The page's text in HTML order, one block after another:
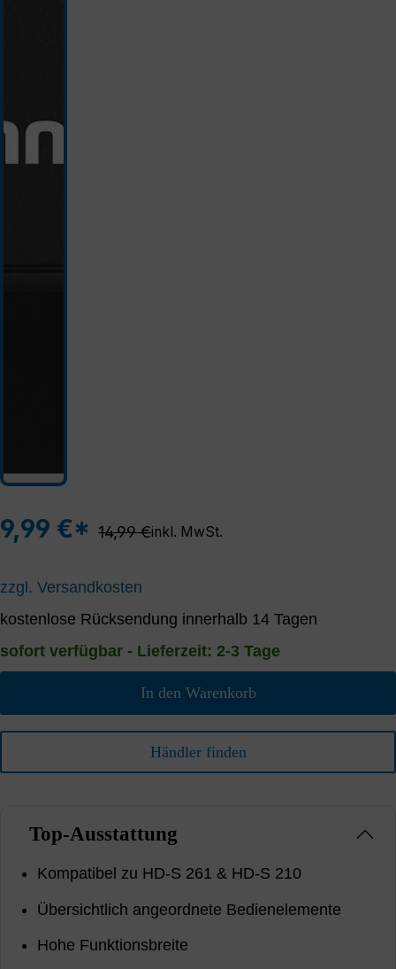
9,99 €* Regulärer Preis:
14,99 €inkl. MwSt.
zzgl. Versandkosten
kostenlose Rücksendung innerhalb 14 Tagen
sofort verfügbar - Lieferzeit: 2-3 Tage
In den Warenkorb
Händler finden
Top-Ausstattung
Kompatibel zu HD-S 261 & HD-S 210
Übersichtlich angeordnete Bedienelemente
Hohe Funktionsbreite